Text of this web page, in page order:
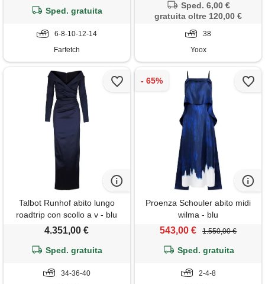
Sped. gratuita
6-8-10-12-14
Farfetch
Sped. 6,00 €
gratuita oltre 120,00 €
38
Yoox
Talbot Runhof abito lungo
roadtrip con scollo a v - blu
4.351,00 €
Sped. gratuita
34-36-40
Proenza Schouler abito midi
wilma - blu
543,00 € 1.550,00 €
Sped. gratuita
2-4-8